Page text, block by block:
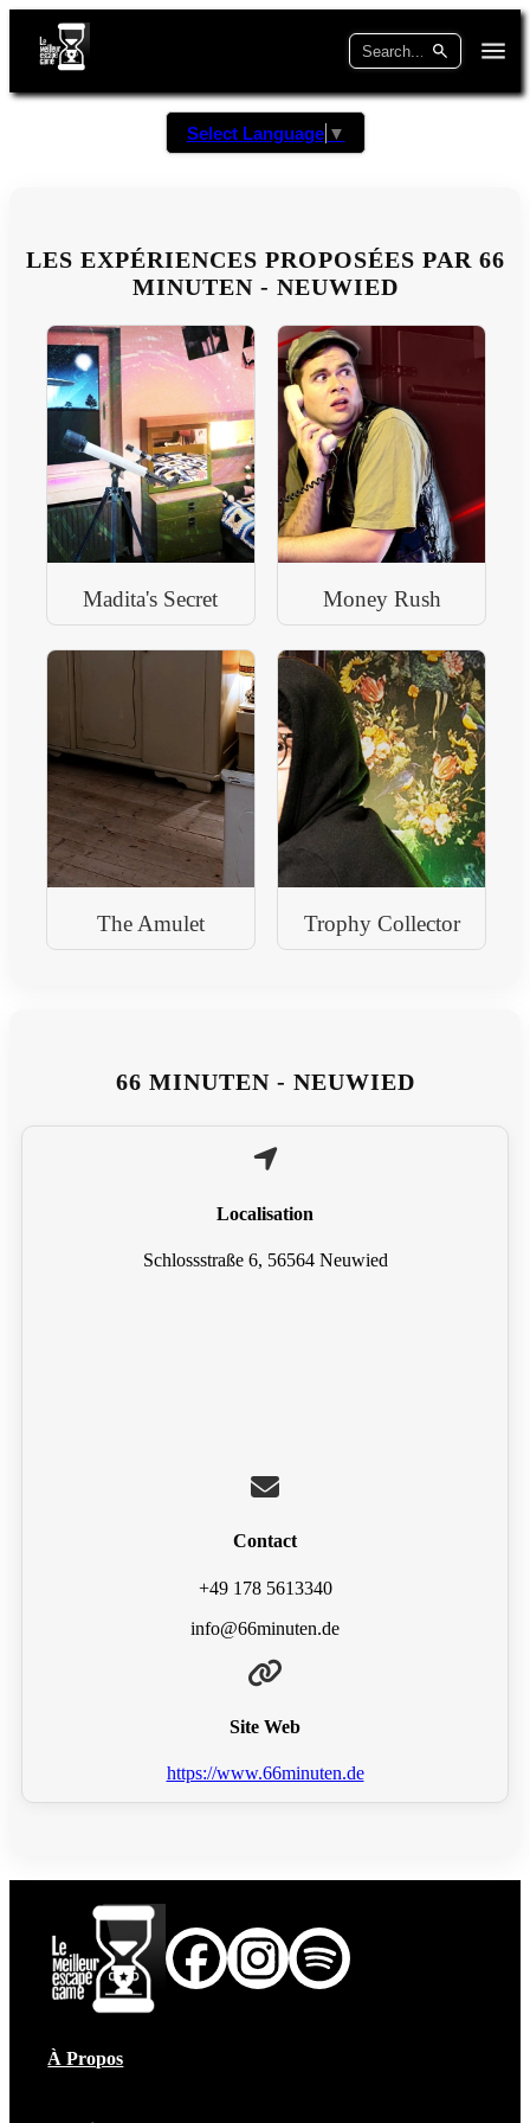
Select Language ▼
LES EXPÉRIENCES PROPOSÉES PAR 66
MINUTEN - NEUWIED
Madita's Secret Money Rush
The Amulet Trophy Collector
66 MINUTEN - NEUWIED
Localisation
Schlossstraße 6, 56564 Neuwied
Contact
+49 178 5613340
info@66minuten.de
Site Web
https://www.66minuten.de
À Propos